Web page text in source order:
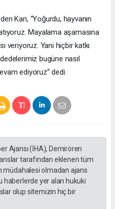
Kan, “Yoğurdu, hayvanın
Mayalama aşamasına
veriyoruz. Yani hiçbir katkı
bugüne nasıl
ediyoruz” dedi.
Ajansı (İHA), Demirören
tarafından eklenen tüm
müdahalesi olmadan ajans
haberlerde yer alan hukuki
olup sitemizin hiç bir